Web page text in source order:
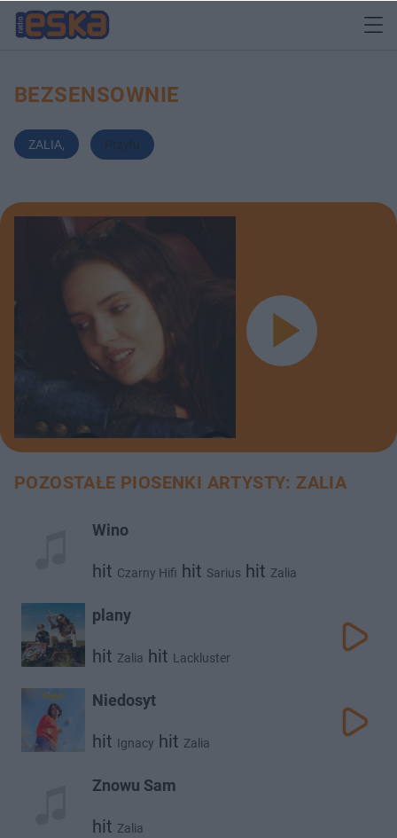
BEZSENSOWNIE
ZALIA, Przyłu
POZOSTAŁE PIOSENKI ARTYSTY: ZALIA
Wino
hit Czarny Hifi hit Sarius hit Zalia
plany
hit Zalia hit Lackluster
Niedosyt
hit Ignacy hit Zalia
Znowu Sam
hit Zalia